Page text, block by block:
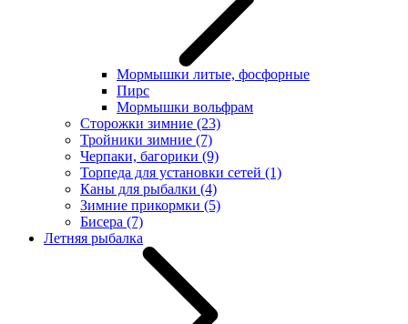
Мормышки литые, фосфорные
Пирс
Мормышки вольфрам
Сторожки зимние (23)
Тройники зимние (7)
Черпаки, багорики (9)
Торпеда для установки сетей (1)
Каны для рыбалки (4)
Зимние прикормки (5)
Бисера (7)
Летняя рыбалка